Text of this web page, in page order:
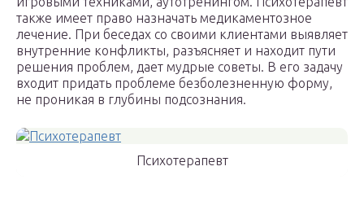
также имеет право назначать медикаментозное
лечение. При беседах со своими клиентами выявляет
внутренние конфликты, разъясняет и находит пути
решения проблем, дает мудрые советы. В его задачу
входит придать проблеме безболезненную форму,
не проникая в глубины подсознания.
Психотерапевт